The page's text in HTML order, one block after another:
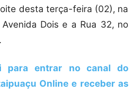
desta terça-feira (02), na
Dois e a Rua 32, no
para entrar no canal do
Online e receber as